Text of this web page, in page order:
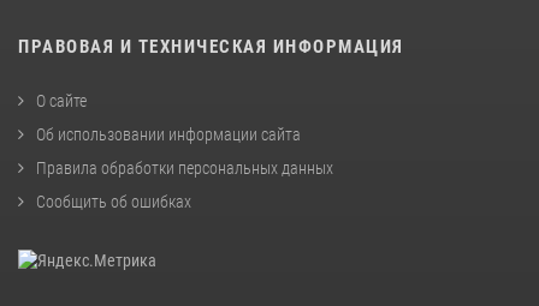
ПРАВОВАЯ И ТЕХНИЧЕСКАЯ ИНФОРМАЦИЯ
О сайте
Об использовании информации сайта
Правила обработки персональных данных
Сообщить об ошибках